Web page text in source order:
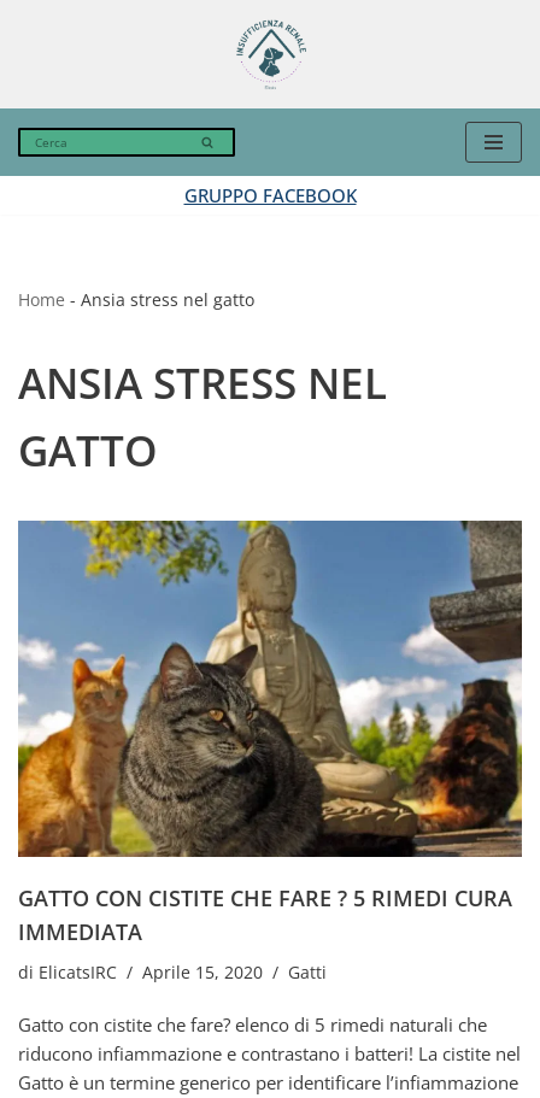
contenuto
GRUPPO FACEBOOK
Home - Ansia stress nel gatto
ANSIA STRESS NEL
GATTO
GATTO CON CISTITE CHE FARE ? 5 RIMEDI CURA
IMMEDIATA
di ElicatsIRC Aprile 15, 2020 Gatti
Gatto con cistite che fare? elenco di 5 rimedi naturali che
riducono infiammazione e contrastano i batteri! La cistite nel
Gatto è un termine generico per identificare l’infiammazione